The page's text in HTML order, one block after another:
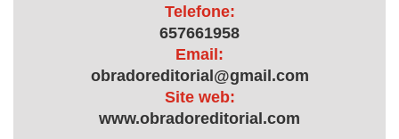
Telefone:
657661958
Email:
obradoreditorial@gmail.com
Site web:
www.obradoreditorial.com